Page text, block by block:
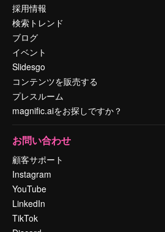
採用情報
検索トレンド
ブログ
イベント
Slidesgo
コンテンツを販売する
プレスルーム
magnific.aiをお探しですか？
お問い合わせ
顧客サポート
Instagram
YouTube
LinkedIn
TikTok